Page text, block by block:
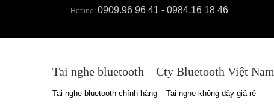
Hotline: 0909.96 96 41 - 0984.16 18 46
Tai nghe bluetooth – Cty Bluetooth Việt Nam
Tai nghe bluetooth chính hãng – Tai nghe không dây giá rẻ